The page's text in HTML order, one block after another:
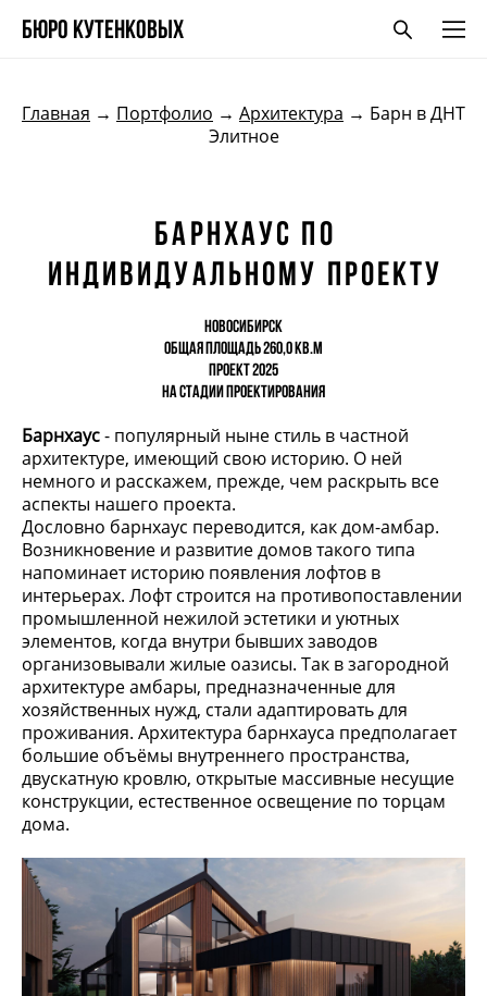
БЮро кутенковых
Главная → Портфолио → Архитектура → Барн в ДНТ
Элитное
Барнхаус по
индивидуальному проекту
Новосибирск
общая площадь 260,0 кв.м
проект 2025
На стадии проектирования
Барнхаус- популярный ныне стиль в частной
архитектуре, имеющий свою историю. О ней
немного и расскажем, прежде, чем раскрыть все
аспекты нашего проекта.
Дословно барнхаус переводится, как дом-амбар.
Возникновение и развитие домов такого типа
напоминает историю появления лофтов в
интерьерах. Лофт строится на противопоставлении
промышленной нежилой эстетики и уютных
элементов, когда внутри бывших заводов
организовывали жилые оазисы. Так в загородной
архитектуре амбары, предназначенные для
хозяйственных нужд, стали адаптировать для
проживания. Архитектура барнхауса предполагает
большие объёмы внутреннего пространства,
двускатную кровлю, открытые массивные несущие
конструкции, естественное освещение по торцам
дома.